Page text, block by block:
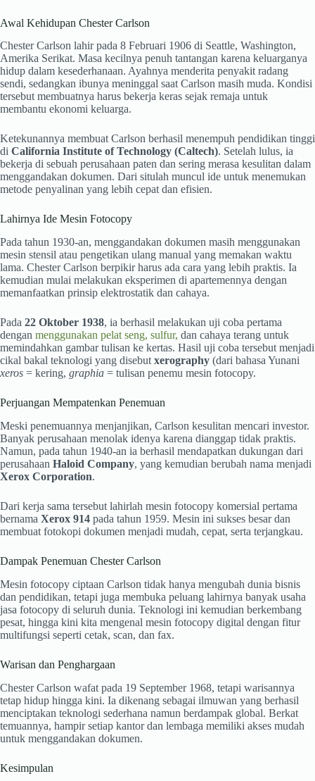
Awal Kehidupan Chester Carlson
Chester Carlson lahir pada 8 Februari 1906 di Seattle, Washington,
Amerika Serikat. Masa kecilnya penuh tantangan karena keluarganya
hidup dalam kesederhanaan. Ayahnya menderita penyakit radang
sendi, sedangkan ibunya meninggal saat Carlson masih muda. Kondisi
tersebut membuatnya harus bekerja keras sejak remaja untuk
membantu ekonomi keluarga.
Ketekunannya membuat Carlson berhasil menempuh pendidikan tinggi
di California Institute of Technology (Caltech). Setelah lulus, ia
bekerja di sebuah perusahaan paten dan sering merasa kesulitan dalam
menggandakan dokumen. Dari situlah muncul ide untuk menemukan
metode penyalinan yang lebih cepat dan efisien.
Lahirnya Ide Mesin Fotocopy
Pada tahun 1930-an, menggandakan dokumen masih menggunakan
mesin stensil atau pengetikan ulang manual yang memakan waktu
lama. Chester Carlson berpikir harus ada cara yang lebih praktis. Ia
kemudian mulai melakukan eksperimen di apartemennya dengan
memanfaatkan prinsip elektrostatik dan cahaya.
Pada 22 Oktober 1938, ia berhasil melakukan uji coba pertama
dengan menggunakan pelat seng, sulfur, dan cahaya terang untuk
memindahkan gambar tulisan ke kertas. Hasil uji coba tersebut menjadi
cikal bakal teknologi yang disebut xerography (dari bahasa Yunani
xeros = kering, graphia = tulisan penemu mesin fotocopy.
Perjuangan Mempatenkan Penemuan
Meski penemuannya menjanjikan, Carlson kesulitan mencari investor.
Banyak perusahaan menolak idenya karena dianggap tidak praktis.
Namun, pada tahun 1940-an ia berhasil mendapatkan dukungan dari
perusahaan Haloid Company, yang kemudian berubah nama menjadi
Xerox Corporation.
Dari kerja sama tersebut lahirlah mesin fotocopy komersial pertama
bernama Xerox 914 pada tahun 1959. Mesin ini sukses besar dan
membuat fotokopi dokumen menjadi mudah, cepat, serta terjangkau.
Dampak Penemuan Chester Carlson
Mesin fotocopy ciptaan Carlson tidak hanya mengubah dunia bisnis
dan pendidikan, tetapi juga membuka peluang lahirnya banyak usaha
jasa fotocopy di seluruh dunia. Teknologi ini kemudian berkembang
pesat, hingga kini kita mengenal mesin fotocopy digital dengan fitur
multifungsi seperti cetak, scan, dan fax.
Warisan dan Penghargaan
Chester Carlson wafat pada 19 September 1968, tetapi warisannya
tetap hidup hingga kini. Ia dikenang sebagai ilmuwan yang berhasil
menciptakan teknologi sederhana namun berdampak global. Berkat
temuannya, hampir setiap kantor dan lembaga memiliki akses mudah
untuk menggandakan dokumen.
Kesimpulan